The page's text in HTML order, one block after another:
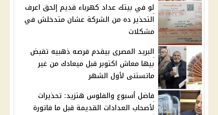
لو في بيتك عداد كهرباء قديم إلحق اعرف
التحذير ده من الشركة عشان متدخلش في
مشكلات
البريد المصرى بيقدم فرصه ذهبيه تقبض
بيها معاش اكتوبر قبل ميعادك من غير
ماتستنى لأول الشهر
فاضل أسبوع والفلوس هتزيد: تحذيرات
لأصحاب العدادات القديمة قبل ما فاتورة